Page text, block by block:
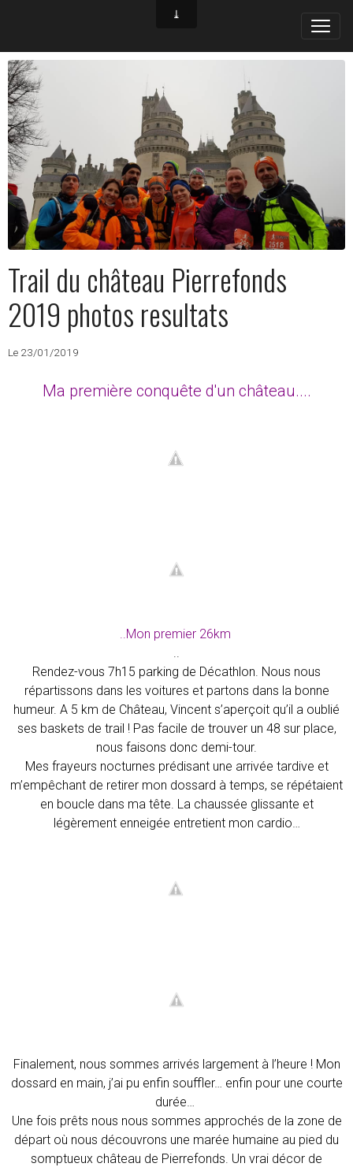
Trail du château Pierrefonds
2019 photos resultats
Le 23/01/2019
Ma première conquête d'un château....
..Mon premier 26km
Rendez-vous 7h15 parking de Décathlon. Nous nous
répartissons dans les voitures et partons dans la bonne
humeur. A 5 km de Château, Vincent s’aperçoit qu’il a oublié
ses baskets de trail ! Pas facile de trouver un 48 sur place,
nous faisons donc demi-tour.
Mes frayeurs nocturnes prédisant une arrivée tardive et
m’empêchant de retirer mon dossard à temps, se répétaient
en boucle dans ma tête. La chaussée glissante et
légèrement enneigée entretient mon cardio…
Finalement, nous sommes arrivés largement à l’heure ! Mon
dossard en main, j’ai pu enfin souffler… enfin pour une courte
durée…
Une fois prêts nous nous sommes approchés de la zone de
départ où nous découvrons une marée humaine au pied du
somptueux château de Pierrefonds. Un vrai décor de